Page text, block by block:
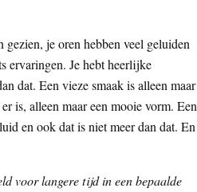
gezien, je oren hebben veel geluiden
ervaringen. Je hebt heerlijke
dat. Een vieze smaak is alleen maar
is, alleen maar een mooie vorm. Een
en ook dat is niet meer dan dat. En
voor langere tijd in een bepaalde